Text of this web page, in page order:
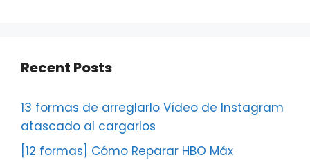
Recent Posts
13 formas de arreglarlo Vídeo de Instagram
atascado al cargarlos
[12 formas] Cómo Reparar HBO Máx